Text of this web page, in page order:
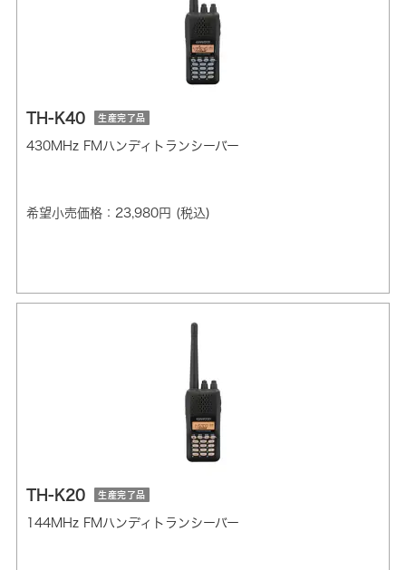
TH-K40 生産完了品
430MHz FMハンディトランシーバー
希望小売価格：23,980円 (税込)
TH-K20 生産完了品
144MHz FMハンディトランシーバー